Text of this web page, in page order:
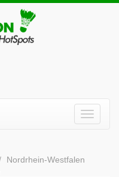
Nordrhein-Westfalen